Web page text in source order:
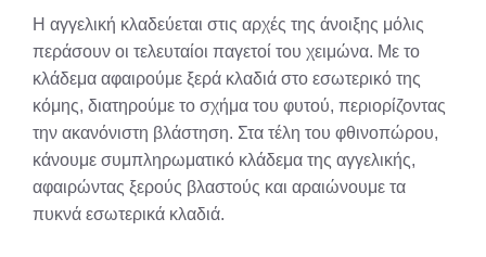
H αγγελική κλαδεύεται στις αρχές της άνοιξης μόλις
περάσουν οι τελευταίοι παγετοί του χειμώνα. Mε το
κλάδεμα αφαιρούμε ξερά κλαδιά στο εσωτερικό της
κόμης, διατηρούμε το σχήμα του φυτού, περιορίζοντας
την ακανόνιστη βλάστηση. Στα τέλη του φθινοπώρου,
κάνουμε συμπληρωματικό κλάδεμα της αγγελικής,
αφαιρώντας ξερούς βλαστούς και αραιώνουμε τα
πυκνά εσωτερικά κλαδιά.